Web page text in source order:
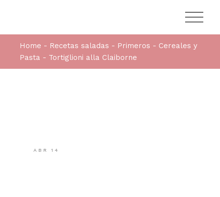
Home Recetas saladas Primeros
Cereales y
Pasta
Tortiglioni alla Claiborne
ABR 14